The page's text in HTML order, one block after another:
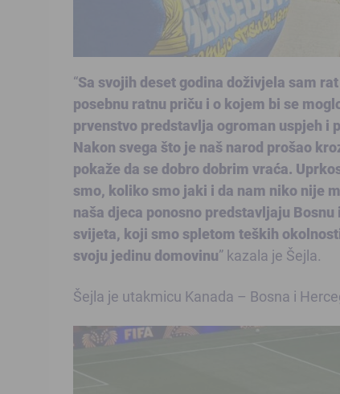
“Sa svojih deset godina doživjela sam
posebnu ratnu priču i o kojem bi se
prvenstvo predstavlja ogroman uspjeh i
Nakon svega što je naš narod prošao
pokaže da se dobro dobrim vraća.
smo, koliko smo jaki i da nam niko nije
naša djeca ponosno predstavljaju
svijeta, koji smo spletom teških
svoju jedinu domovinu” kazala je Šejla.
Šejla je utakmicu Kanada – Bosna i